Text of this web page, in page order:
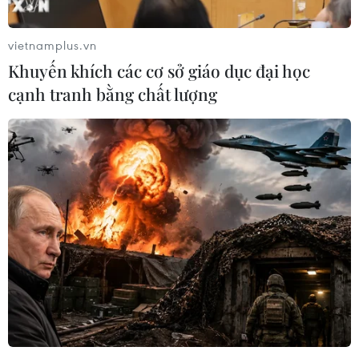
#Virus SARS-CoV-2 #COVID-19
#Trung Quốc đại lục
#Lây nhiễm trong cộng đồng
Trung Quốc
Theo dõi VietnamPlus
TIN LIÊN QUAN
vietnamplus.vn
Khuyến khích các cơ sở giáo dục đại học
cạnh tranh bằng chất lượng